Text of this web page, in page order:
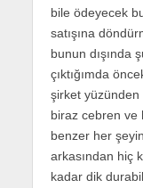
bile ödeyecek
satışına
bunun dışında
çıktığımda
şirket yüzünden
biraz cebren ve
benzer her
arkasından hiç
kadar dik